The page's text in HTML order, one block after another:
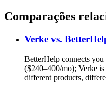
Comparações
Verke vs.
BetterHelp connects
($240–400/mo); Verke
different products,